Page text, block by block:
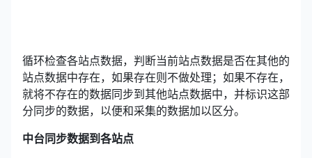
循环检查各站点数据，判断当前站点数据是否在其他的
站点数据中存在，如果存在则不做处理；如果不存在，
就将不存在的数据同步到其他站点数据中，并标识这部
分同步的数据，以便和采集的数据加以区分。
中台同步数据到各站点